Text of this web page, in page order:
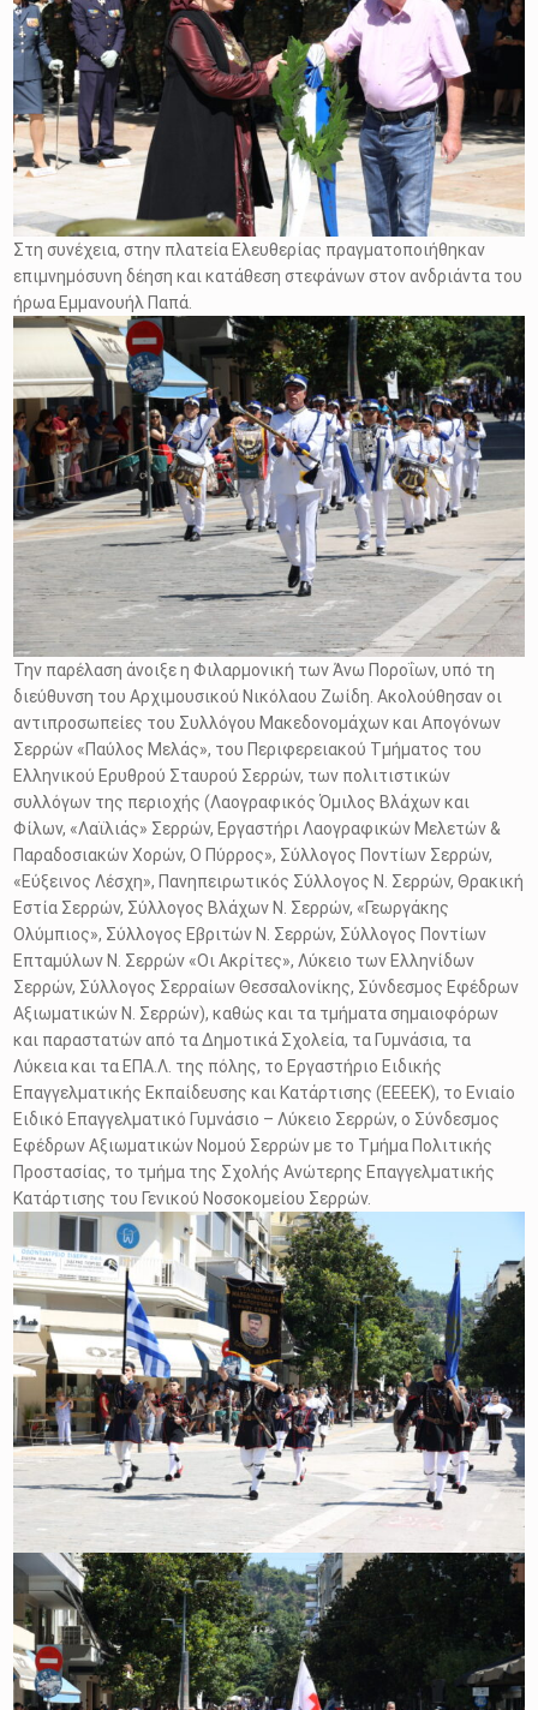
Στη συνέχεια, στην πλατεία Ελευθερίας πραγματοποιήθηκαν
επιμνημόσυνη δέηση και κατάθεση στεφάνων στον ανδριάντα του
ήρωα Εμμανουήλ Παπά.
Την παρέλαση άνοιξε η Φιλαρμονική των Άνω Ποροΐων, υπό τη
διεύθυνση του Αρχιμουσικού Νικόλαου Ζωίδη. Ακολούθησαν οι
αντιπροσωπείες του Συλλόγου Μακεδονομάχων και Απογόνων
Σερρών «Παύλος Μελάς», του Περιφερειακού Τμήματος του
Ελληνικού Ερυθρού Σταυρού Σερρών, των πολιτιστικών
συλλόγων της περιοχής (Λαογραφικός Όμιλος Βλάχων και
Φίλων, «Λαϊλιάς» Σερρών, Εργαστήρι Λαογραφικών Μελετών &
Παραδοσιακών Χορών, Ο Πύρρος», Σύλλογος Ποντίων Σερρών,
«Εύξεινος Λέσχη», Πανηπειρωτικός Σύλλογος Ν. Σερρών, Θρακική
Εστία Σερρών, Σύλλογος Βλάχων Ν. Σερρών, «Γεωργάκης
Ολύμπιος», Σύλλογος Εβριτών Ν. Σερρών, Σύλλογος Ποντίων
Επταμύλων Ν. Σερρών «Οι Ακρίτες», Λύκειο των Ελληνίδων
Σερρών, Σύλλογος Σερραίων Θεσσαλονίκης, Σύνδεσμος Εφέδρων
Αξιωματικών Ν. Σερρών), καθώς και τα τμήματα σημαιοφόρων
και παραστατών από τα Δημοτικά Σχολεία, τα Γυμνάσια, τα
Λύκεια και τα ΕΠΑ.Λ. της πόλης, το Εργαστήριο Ειδικής
Επαγγελματικής Εκπαίδευσης και Κατάρτισης (ΕΕΕΕΚ), το Ενιαίο
Ειδικό Επαγγελματικό Γυμνάσιο – Λύκειο Σερρών, ο Σύνδεσμος
Εφέδρων Αξιωματικών Νομού Σερρών με το Τμήμα Πολιτικής
Προστασίας, το τμήμα της Σχολής Ανώτερης Επαγγελματικής
Κατάρτισης του Γενικού Νοσοκομείου Σερρών.